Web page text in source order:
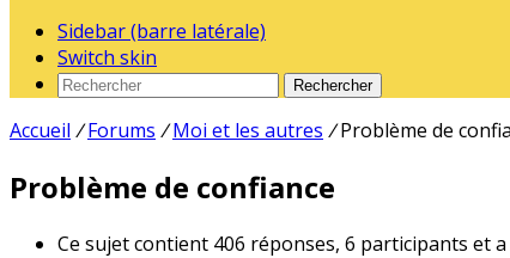
Sidebar (barre latérale)
Switch skin
Rechercher
Accueil / Forums / Moi et les autres / Problème de
Problème de confiance
Ce sujet contient 406 réponses, 6 participants et